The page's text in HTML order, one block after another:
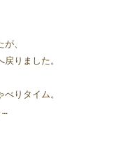
、
りました。
りタイム。
…